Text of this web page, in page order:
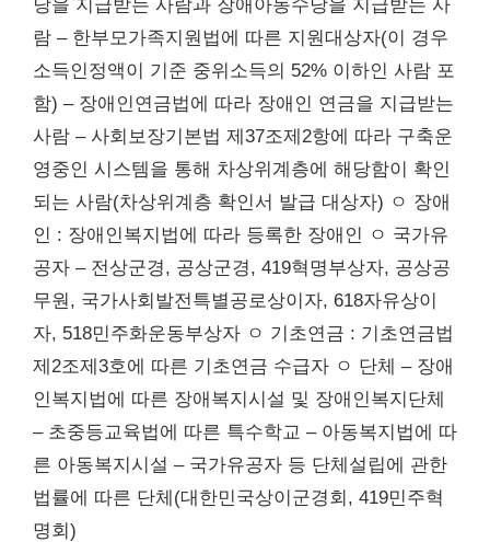
당을 지급받는 사람과 장애아동수당을 지급받는 사
람 – 한부모가족지원법에 따른 지원대상자(이 경우
소득인정액이 기준 중위소득의 52% 이하인 사람 포
함) – 장애인연금법에 따라 장애인 연금을 지급받는
사람 – 사회보장기본법 제37조제2항에 따라 구축운
영중인 시스템을 통해 차상위계층에 해당함이 확인
되는 사람(차상위계층 확인서 발급 대상자) ㅇ 장애
인 : 장애인복지법에 따라 등록한 장애인 ㅇ 국가유
공자 – 전상군경, 공상군경, 419혁명부상자, 공상공
무원, 국가사회발전특별공로상이자, 618자유상이
자, 518민주화운동부상자 ㅇ 기초연금 : 기초연금법
제2조제3호에 따른 기초연금 수급자 ㅇ 단체 – 장애
인복지법에 따른 장애복지시설 및 장애인복지단체
– 초중등교육법에 따른 특수학교 – 아동복지법에 따
른 아동복지시설 – 국가유공자 등 단체설립에 관한
법률에 따른 단체(대한민국상이군경회, 419민주혁
명회)